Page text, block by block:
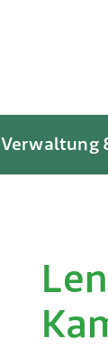
Verwaltung
Skip
to
content